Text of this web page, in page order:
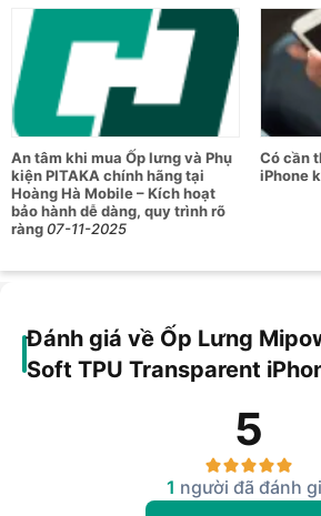
0797732255
585 Cách Mạng Tháng 8, Phường
0766908899
134 Trưng Nữ Vương, Phường Long
An tâm khi mua Ốp lưng và Phụ
kiện PITAKA chính hãng tại
Hoàng Hà Mobile – Kích hoạt
bảo hành dễ dàng, quy trình rõ
ràng07-11-2025
Có cần
iPhone
Đánh giá về Ốp Lưng
Soft TPU Transparent
5
1 người đã đánh